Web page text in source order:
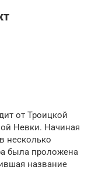
от Троицкой
Невки. Начиная
несколько
была проложена
название